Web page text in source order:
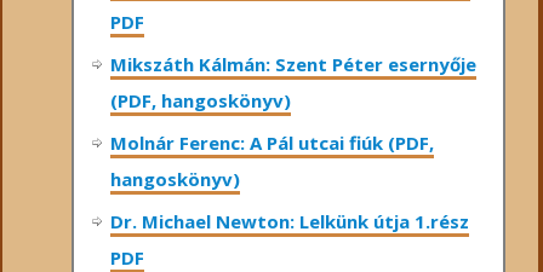
PDF
Mikszáth Kálmán: Szent Péter esernyője
(PDF, hangoskönyv)
Molnár Ferenc: A Pál utcai fiúk (PDF,
hangoskönyv)
Dr. Michael Newton: Lelkünk útja 1.rész
PDF